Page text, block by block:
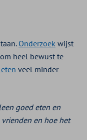
Onderzoek wijst
heel bewust te
veel minder
goed eten en
en hoe het